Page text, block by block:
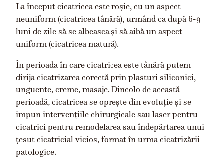
La început cicatricea este roșie, cu un aspect
neuniform (cicatricea tânără), urmând ca după 6-9
luni de zile să se albeasca și să aibă un aspect
uniform (cicatricea matură).
În perioada în care cicatricea este tânără putem
dirija cicatrizarea corectă prin plasturi siliconici,
unguente, creme, masaje. Dincolo de această
perioadă, cicatricea se oprește din evoluție și se
impun intervențiile chirurgicale sau laser pentru
cicatrici pentru remodelarea sau îndepărtarea unui
țesut cicatricial vicios, format în urma cicatrizării
patologice.